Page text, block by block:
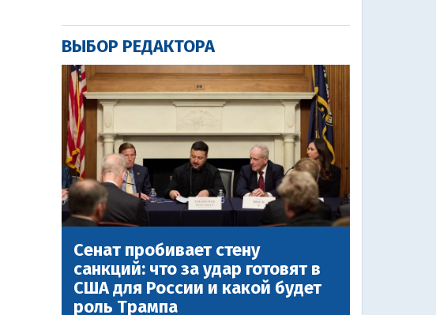
ВЫБОР РЕДАКТОРА
Сенат пробивает стену
санкций: что за удар готовят в
США для России и какой будет
роль Трампа